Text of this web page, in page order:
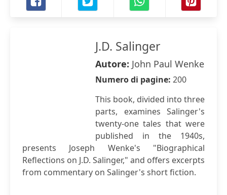
J.D. Salinger
Autore: John Paul Wenke
Numero di pagine: 200
This book, divided into three
parts, examines Salinger's
twenty-one tales that were
published in the 1940s,
presents Joseph Wenke's "Biographical
Reflections on J.D. Salinger," and offers excerpts
from commentary on Salinger's short fiction.